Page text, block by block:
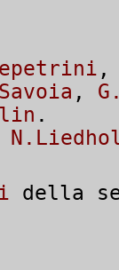
,
.
della